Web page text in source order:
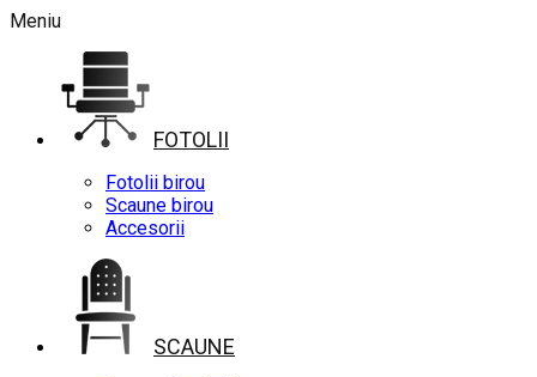
Meniu
FOTOLII
Fotolii birou
Scaune birou
Accesorii
SCAUNE